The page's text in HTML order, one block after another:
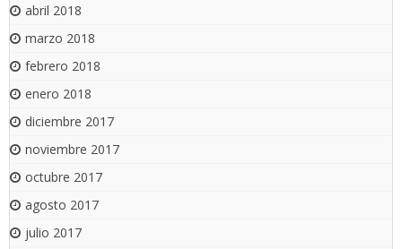
abril 2018
marzo 2018
febrero 2018
enero 2018
diciembre 2017
noviembre 2017
octubre 2017
agosto 2017
julio 2017